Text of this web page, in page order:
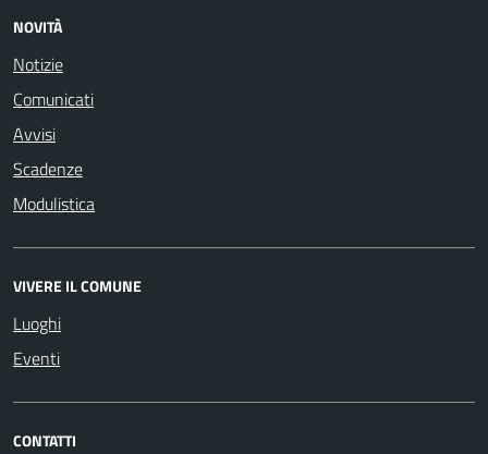
NOVITÀ
Notizie
Comunicati
Avvisi
Scadenze
Modulistica
VIVERE IL COMUNE
Luoghi
Eventi
CONTATTI